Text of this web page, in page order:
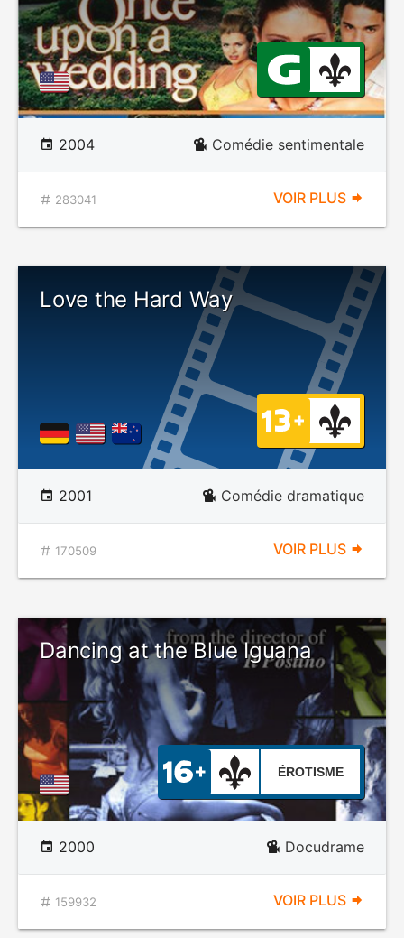
2004 Comédie sentimentale
283041 VOIR PLUS
Love the Hard Way
2001 Comédie dramatique
170509 VOIR PLUS
Dancing at the Blue Iguana
ÉROTISME
2000 Docudrame
159932 VOIR PLUS